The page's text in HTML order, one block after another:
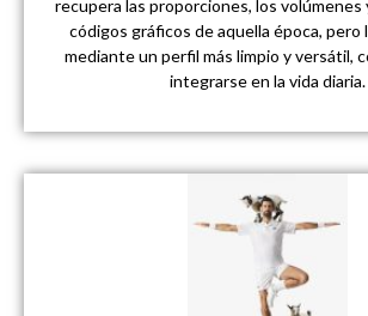
recupera las proporciones, los
códigos gráficos de aquella época, pero
mediante un perfil más limpio y versátil,
integrarse en la vida diaria.